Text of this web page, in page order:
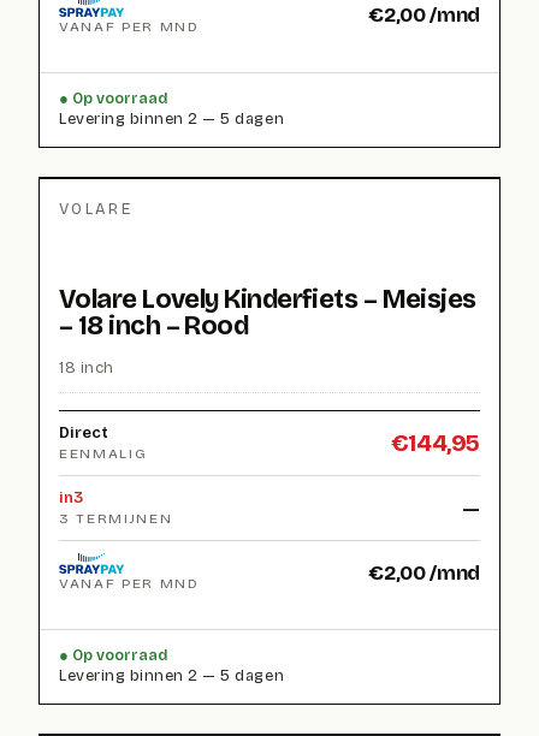
VANAF PER MND €2,00/mnd
Op voorraad
Levering binnen 2 — 5 dagen
VOLARE
Volare Lovely Kinderfiets – Meisjes
– 18 inch – Rood
18 inch
Direct
EENMALIG €144,95
in3
3 TERMIJNEN —
VANAF PER MND €2,00/mnd
Op voorraad
Levering binnen 2 — 5 dagen